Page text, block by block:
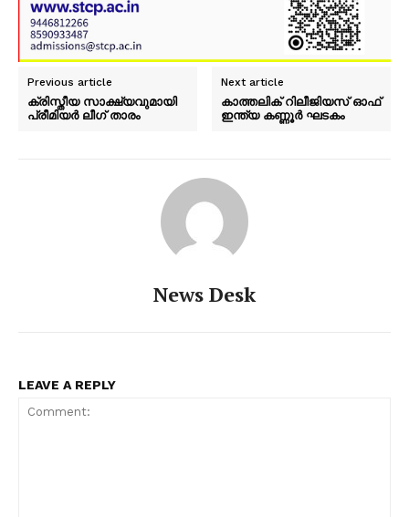
Previous article
ക്രിസ്തീയ സാക്ഷ്യവുമായി
പ്രീമിയർ ലീഗ് താരം
Next article
കാത്തലിക് റിലീജിയസ് ഓഫ്
ഇന്ത്യ കണ്ണൂർ ഘടകം
News Desk
LEAVE A REPLY